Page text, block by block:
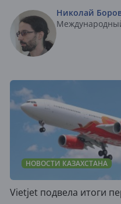
Николай
НОВОСТИ КАЗАХСТАНА
Vietjet подвела итоги